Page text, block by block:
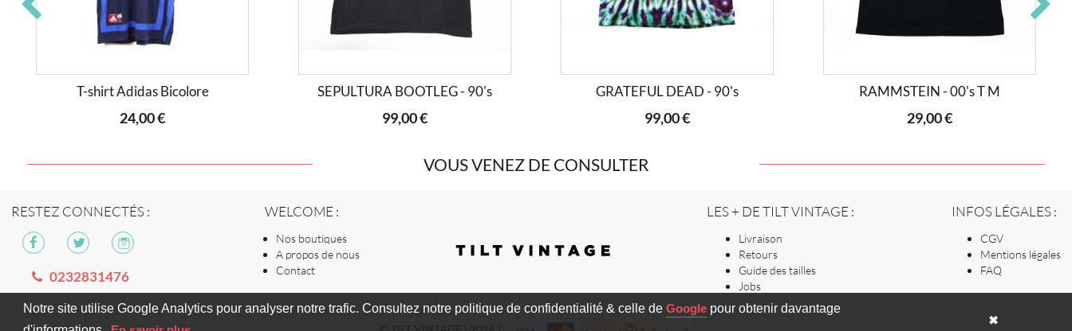
Notre site utilise Google Analytics pour analyser notre trafic. Consultez notre politique de confidentialité & celle de Googlepour obtenir davantage
✖
T-shirt Adidas Bicolore
24,00 €
SEPULTURA BOOTLEG - 90's
99,00 €
GRATEFUL DEAD - 90's
99,00 €
RAMMSTEIN - 00's T M
29,00 €
VOUS VENEZ DE CONSULTER
RESTEZ CONNECTÉS :
0232831476
WELCOME :
Nos boutiques
A propos de nous
Contact
LES + DE TILT VINTAGE :
Livraison
Retours
Guide des tailles
Jobs
INFOS LÉGALES :
CGV
Mentions légales
FAQ